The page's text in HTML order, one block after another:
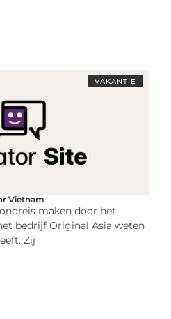
VAKANTIE
Vietnam
maken door het
bedrijf Original Asia weten
Zij